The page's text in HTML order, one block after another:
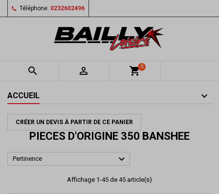
Téléphone: 0232602496
  shopping_cart0
ACCUEIL
CRÉER UN DEVIS À PARTIR DE CE PANIER
PIECES D'ORIGINE 350 BANSHEE
Pertinence 
Affichage 1-45 de 45 article(s)